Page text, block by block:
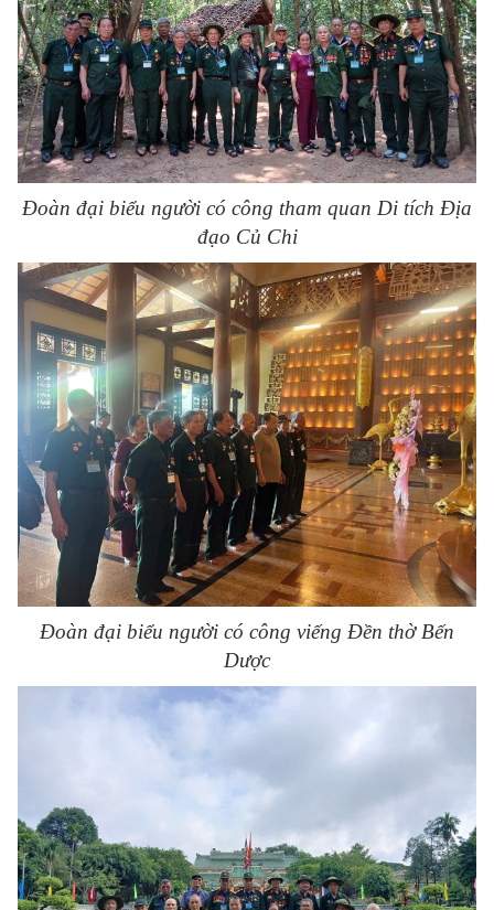
Đoàn đại biểu người có công tham quan Di tích Địa
đạo Củ Chi
Đoàn đại biểu người có công viếng Đền thờ Bến
Dược